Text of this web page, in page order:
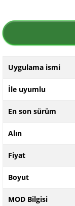
Uygulama ismi
İle uyumlu
En son sürüm
Alın
Fiyat
Boyut
MOD Bilgisi